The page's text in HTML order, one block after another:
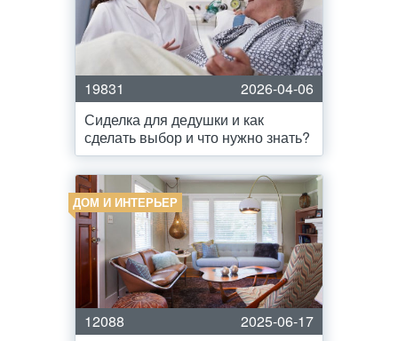
19831
2026-04-06
Сиделка для дедушки и как
сделать выбор и что нужно знать?
ДОМ И ИНТЕРЬЕР
12088
2025-06-17